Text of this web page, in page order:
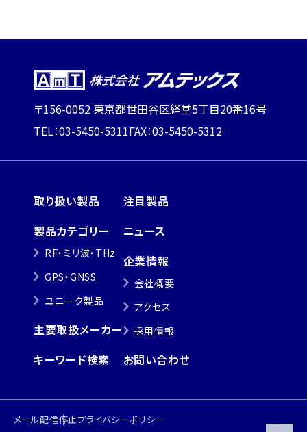
〒156-0052 東京都世田谷区経堂5丁目20番16号
TEL：03-5450-5311FAX：03-5450-5312
取り扱い製品
製品カテゴリー
RF・ミリ波・THz
GPS・GNSS
ユニーク製品
主要取扱メーカー
キーワード検索
注目製品
ニュース
企業情報
会社概要
アクセス
採用情報
お問い合わせ
メール配信停止プライバシーポリシー